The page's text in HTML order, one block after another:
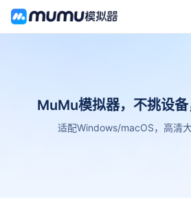
MuMu模拟器，不挑设备
适配Windows/macOS，高清